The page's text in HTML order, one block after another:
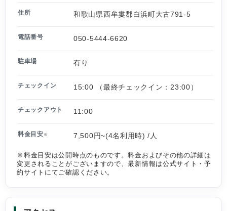
住所 和歌山県西牟婁郡白浜町大古791-5
電話番号 050-5444-6620
駐車場 有り
チェックイン 15:00 （最終チェックイン：23:00）
チェックアウト 11:00
料金目安 ※ 7,500円~(4名利用時) /人
※料金目安は公開時点のものです。料金およびその他の詳細は
変更されることがございますので、最新情報は公式サイト・予
約サイトにてご確認ください。